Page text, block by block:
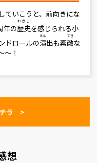
ていこうと、前向きにな
年の歴史
れきし
を感じられる小
ドロールの演
えん
出も素敵
てき
な
～！
チラ >
想